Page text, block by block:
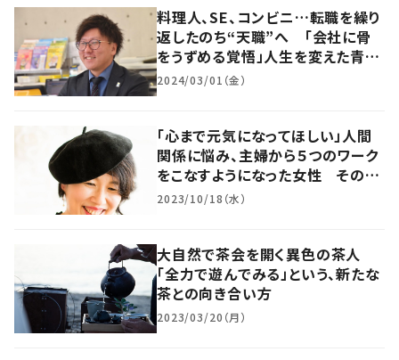
料理人、SE、コンビニ…転職を繰り
返したのち“天職”へ 「会社に骨
をうずめる覚悟」人生を変えた青年
の転機とは
2024/03/01（金）
「心まで元気になってほしい」人間
関係に悩み、主婦から５つのワーク
をこなすようになった女性 その転
身人生に迫る
2023/10/18（水）
大自然で茶会を開く異色の茶人
「全力で遊んでみる」という、新たな
茶との向き合い方
2023/03/20（月）